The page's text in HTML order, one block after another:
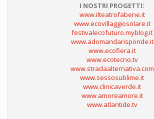
I NOSTRI PROGETTI:
www.ilteatrofabene.it
www.ecovillaggiosolare.it
festivalecofuturo.myblog.it
www.adomandarisponde.it
www.ecofiera.it
www.ecotecno.tv
www.stradaalternativa.com
www.sessosublime.it
www.clinicaverde.it
www.amoreamore.it
www.atlantide.tv